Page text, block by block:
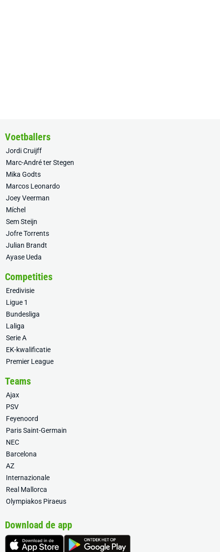
Voetballers
Jordi Cruijff
Marc-André ter Stegen
Mika Godts
Marcos Leonardo
Joey Veerman
Míchel
Sem Steijn
Jofre Torrents
Julian Brandt
Ayase Ueda
Competities
Eredivisie
Ligue 1
Bundesliga
Laliga
Serie A
EK-kwalificatie
Premier League
Teams
Ajax
PSV
Feyenoord
Paris Saint-Germain
NEC
Barcelona
AZ
Internazionale
Real Mallorca
Olympiakos Piraeus
Download de app